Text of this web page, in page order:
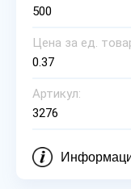
500
Цена за ед.
0.37
Артикул:
3276